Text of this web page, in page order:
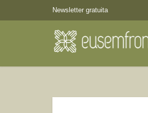
Newsletter gratuita